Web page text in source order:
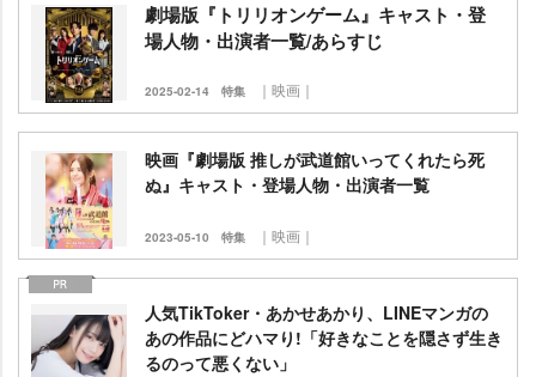
劇場版『トリリオンゲーム』キャスト・登
場人物・出演者一覧/あらすじ
2025-02-14 特集 ｜映画｜
映画『劇場版 推しが武道館いってくれたら死
ぬ』キャスト・登場人物・出演者一覧
2023-05-10 特集 ｜映画｜
人気TikToker・あかせあかり、LINEマンガの
あの作品にどハマり!「好きなことを隠さず生き
るのって悪くない」